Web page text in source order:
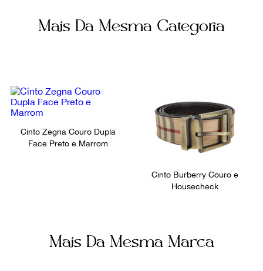
Preto Fivela
Ocasião
Festa
Mais Da Mesma Categoria
Cinto Zegna Couro Dupla
Face Preto e Marrom
Cinto Burberry Couro e
Housecheck
Mais Da Mesma Marca